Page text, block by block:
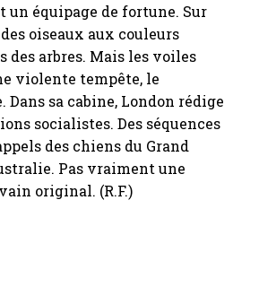
un équipage de fortune. Sur
oiseaux aux couleurs
des arbres. Mais les voiles
violente tempête, le
sa cabine, London rédige
socialistes. Des séquences
des chiens du Grand
Pas vraiment une
original. (R.F.)